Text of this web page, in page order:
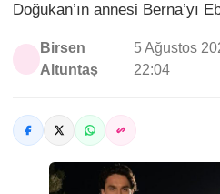
Doğukan’ın annesi Berna’yı
Birsen
Altuntaş
5 Ağustos
22:04